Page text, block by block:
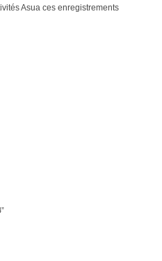
Asua ces enregistrements